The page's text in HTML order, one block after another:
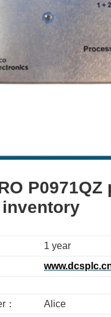
1 year
：
Alice